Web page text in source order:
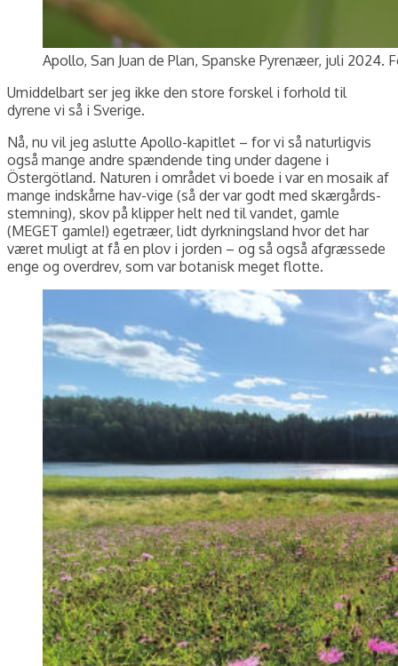
Apollo, San Juan de Plan, Spanske Pyrenæer, juli 2024.
Umiddelbart ser jeg ikke den store forskel i forhold til
dyrene vi så i Sverige.
Nå, nu vil jeg aslutte Apollo-kapitlet – for vi så naturligvis
også mange andre spændende ting under dagene i
Östergötland. Naturen i området vi boede i var en mosaik af
mange indskårne hav-vige (så der var godt med skærgårds-
stemning), skov på klipper helt ned til vandet, gamle
(MEGET gamle!) egetræer, lidt dyrkningsland hvor det har
været muligt at få en plov i jorden – og så også afgræssede
enge og overdrev, som var botanisk meget flotte.